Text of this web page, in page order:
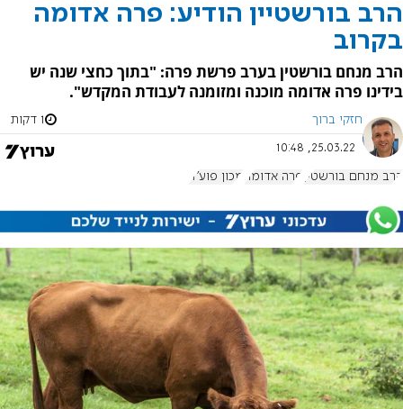
הרב בורשטיין הודיע: פרה אדומה
בקרוב
הרב מנחם בורשטין בערב פרשת פרה: "בתוך כחצי שנה יש
בידינו פרה אדומה מוכנה ומזומנה לעבודת המקדש".
חזקי ברוך 1 דקות
25.03.22, 10:48
הרב מנחם בורשטין פרה אדומה מכון פוע"ה